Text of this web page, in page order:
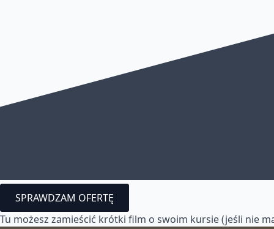
SPRAWDZAM OFERTĘ
Tu możesz zamieścić krótki film o swoim kursie (jeśli nie